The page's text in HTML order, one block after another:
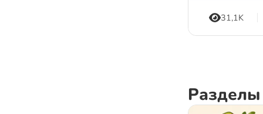
31,1K